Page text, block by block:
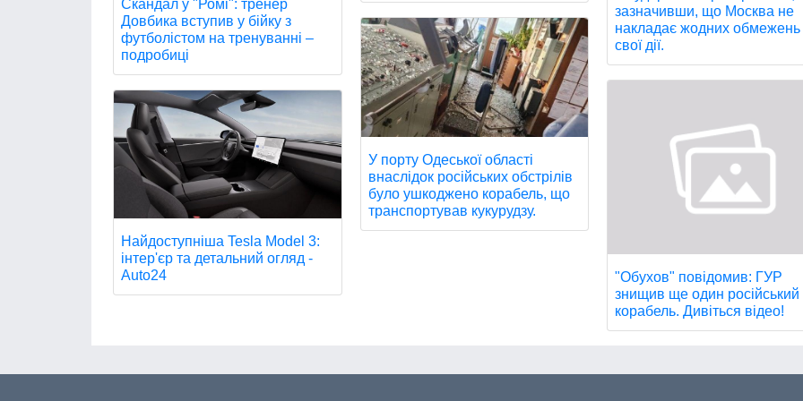
Скандал у "Ромі": тренер
Довбика вступив у бійку з
футболістом на тренуванні –
подробиці
Найдоступніша Tesla Model 3:
інтер'єр та детальний огляд -
Auto24
У порту Одеської області
внаслідок російських обстрілів
було ушкоджено корабель, що
транспортував кукурудзу.
зазначивши, що Москва не
накладає жодних обмежень
свої дії.
"Обухов" повідомив: ГУР
знищив ще один російський
корабель. Дивіться відео!